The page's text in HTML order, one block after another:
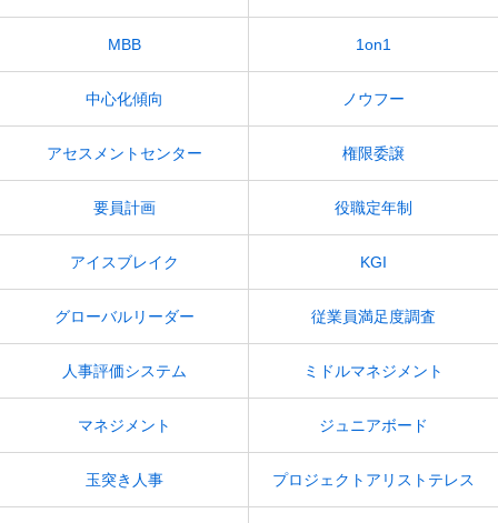
MBB 1on1
中心化傾向 ノウフー
アセスメントセンター 権限委譲
要員計画 役職定年制
アイスブレイク KGI
グローバルリーダー 従業員満足度調査
人事評価システム ミドルマネジメント
マネジメント ジュニアボード
玉突き人事 プロジェクトアリストテレス